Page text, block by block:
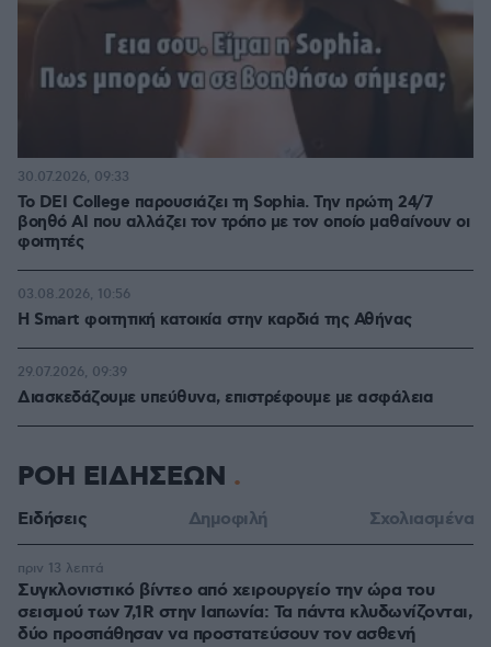
Το DEI College παρουσιάζει τη Sophia. Την πρώτη 24/7
βοηθό AI που αλλάζει τον τρόπο με τον οποίο μαθαίνουν οι
φοιτητές
30.07.2026, 09:33
Η Smart φοιτητική κατοικία στην καρδιά της Αθήνας
03.08.2026, 10:56
Διασκεδάζουμε υπεύθυνα, επιστρέφουμε με ασφάλεια
29.07.2026, 09:39
ΡΟΗ ΕΙΔΗΣΕΩΝ
Ειδήσεις Δημοφιλή Σχολιασμένα
Συγκλονιστικό βίντεο από χειρουργείο την ώρα του
σεισμού των 7,1R στην Ιαπωνία: Τα πάντα κλυδωνίζονται,
δύο προσπάθησαν να προστατεύσουν τον ασθενή
πριν 13 λεπτά